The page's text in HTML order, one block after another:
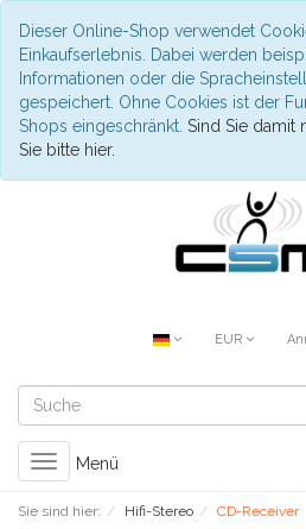
Dieser Online-Shop verwendet
Einkaufserlebnis. Dabei werden
Informationen oder die
gespeichert. Ohne Cookies ist der
Shops eingeschränkt. Sind Sie damit
Sie bitte hier.
EUR
Toggle
navigation
Menü
Sie sind hier: Hifi-Stereo CD-Receiver